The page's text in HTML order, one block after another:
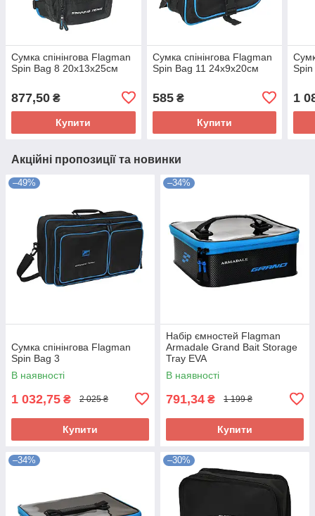
Сумка спінінгова Flagman
Spin Bag 8 20x13x25см
877,50 ₴
Купити
Сумка спінінгова Flagman
Spin Bag 11 24x9x20см
585₴
Купити
1
Акційні пропозиції та новинки
–49%
Сумка спінінгова Flagman
Spin Bag 3
В наявності
1 032,75 ₴ 2 025 ₴
Купити
–34%
Набір ємностей Flagman
Armadale Grand Bait Storage
Tray EVA
В наявності
791,34 ₴ 1 199 ₴
Купити
–34% –30%